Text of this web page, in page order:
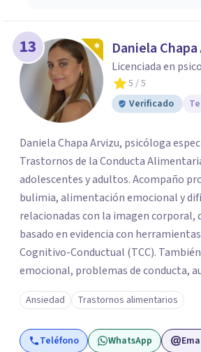
13 Daniela
Licenciada en
5 / 5
Verificado
Daniela Chapa Arvizu, psicóloga
Trastornos de la Conducta
adolescentes y adultos. Acompaño
bulimia, alimentación emocional y
relacionadas con la imagen corporal,
basado en evidencia con
Cognitivo-Conductual (TCC). También trabajo regulación
emocional, problemas de conducta,
desarrollo de habilidades sociales y
población infantil y juvenil. Me
formación y actualización para brindar
acompañamiento más efectivo a cada
Ansiedad Trastornos alimentarios
Teléfono WhatsApp